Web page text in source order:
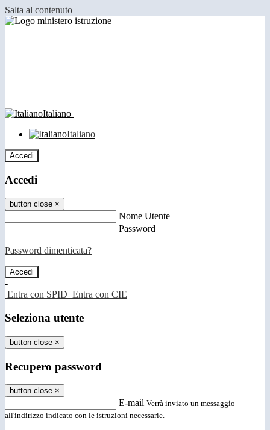
Salta al contenuto
Italiano
Italiano
Accedi
Accedi
button close ×
Nome Utente
Password
Password dimenticata?
-
Entra con SPID Entra con CIE
Seleziona utente
button close ×
Recupero password
button close ×
E-mail Verrà inviato un messaggio
all'indirizzo indicato con le istruzioni necessarie.